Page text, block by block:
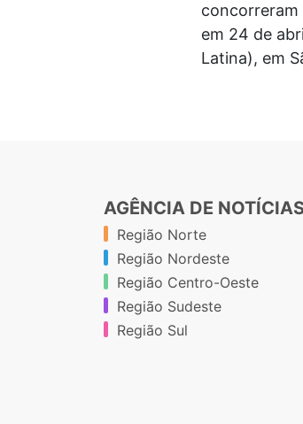
concorreram
em 24 de
Latina), em
AGÊNCIA DE
Região Norte
Região Nordeste
Região Centro-Oeste
Região Sudeste
Região Sul